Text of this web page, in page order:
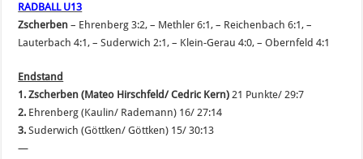
RADBALL U13
Zscherben – Ehrenberg 3:2, – Methler 6:1, – Reichenbach 6:1, –
Lauterbach 4:1, – Suderwich 2:1, – Klein-Gerau 4:0, – Obernfeld 4:1
Endstand
1. Zscherben (Mateo Hirschfeld/ Cedric Kern) 21 Punkte/ 29:7
2. Ehrenberg (Kaulin/ Rademann) 16/ 27:14
3. Suderwich (Göttken/ Göttken) 15/ 30:13
—